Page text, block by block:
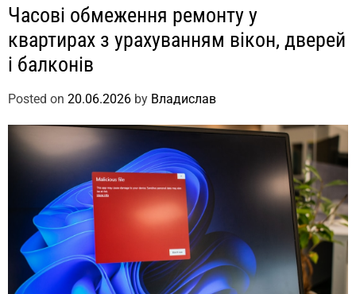
Часові обмеження ремонту у
квартирах з урахуванням вікон, дверей
і балконів
Posted on 20.06.2026 by Владислав